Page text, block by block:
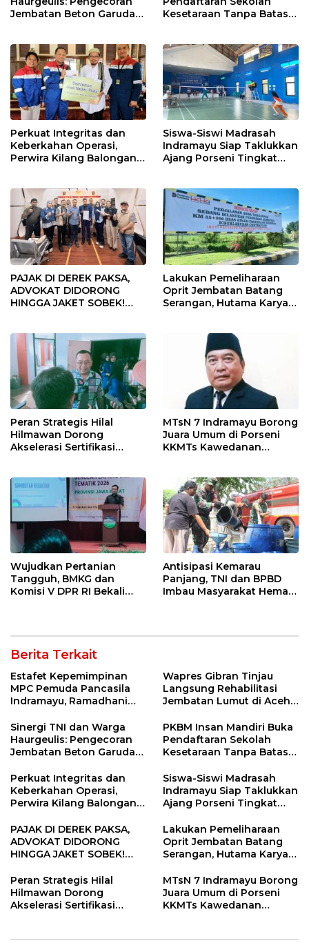
Jembatan Beton Garuda
Kesetaraan Tanpa Batas
Perkuat Integritas dan
Keberkahan Operasi,
Perwira Kilang Balongan
Siswa-Siswi Madrasah
Indramayu Siap Taklukkan
Ajang Porseni Tingkat
PAJAK DI DEREK PAKSA,
ADVOKAT DIDORONG
HINGGA JAKET SOBEK!
Pekanbaru!
Lakukan Pemeliharaan
Oprit Jembatan Batang
Serangan, Hutama Karya
Peran Strategis Hilal
Hilmawan Dorong
Akselerasi Sertifikasi
Indramayu
MTsN 7 Indramayu Borong
Juara Umum di Porseni
KKMTs Kawedanan
Wujudkan Pertanian
Tangguh, BMKG dan
Komisi V DPR RI Bekali
Antisipasi Kemarau
Panjang, TNI dan BPBD
Imbau Masyarakat Hemat
Berita Terkait
Estafet Kepemimpinan
MPC Pemuda Pancasila
Indramayu, Ramadhani
Pimpin Organisasi Lewat
Muscablub
Wapres Gibran Tinjau
Langsung Rehabilitasi
Jembatan Lumut di Aceh
Konektivitas Pulih Cepat
Sinergi TNI dan Warga
Haurgeulis: Pengecoran
Jembatan Beton Garuda
PKBM Insan Mandiri Buka
Pendaftaran Sekolah
Kesetaraan Tanpa Batas
Perkuat Integritas dan
Keberkahan Operasi,
Perwira Kilang Balongan
Siswa-Siswi Madrasah
Indramayu Siap Taklukkan
Ajang Porseni Tingkat
PAJAK DI DEREK PAKSA,
ADVOKAT DIDORONG
HINGGA JAKET SOBEK!
Ngamuk Kepung Polresta
Pekanbaru!
Lakukan Pemeliharaan
Oprit Jembatan Batang
Serangan, Hutama Karya
55 Tol Binjai–Langsa
Peran Strategis Hilal
Hilmawan Dorong
Akselerasi Sertifikasi
Indramayu
MTsN 7 Indramayu Borong
Juara Umum di Porseni
KKMTs Kawedanan